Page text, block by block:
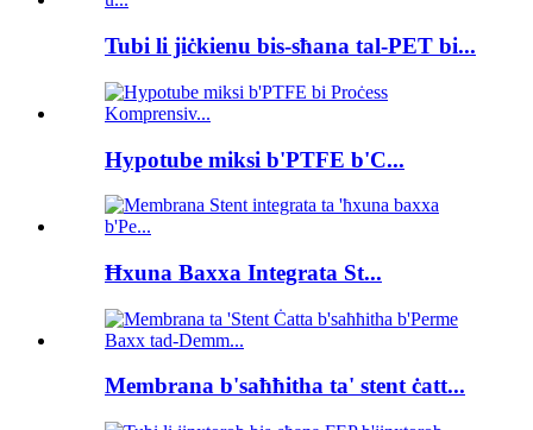
Tubi li jiċkienu bis-sħana tal-PET bi...
Hypotube miksi b'PTFE b'C...
Ħxuna Baxxa Integrata St...
Membrana b'saħħitha ta' stent ċatt...